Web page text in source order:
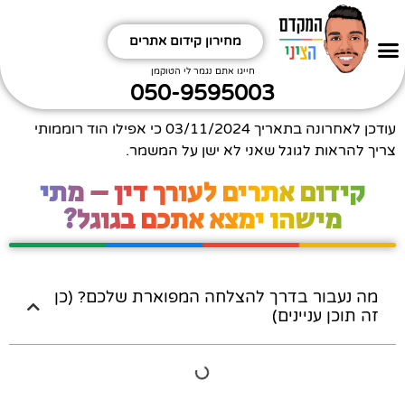
מחירון קידום אתרים
חייגו אתם נגמר לי הטוקמן
050-9595003
עודכן לאחרונה בתאריך 03/11/2024 כי אפילו הוד רוממותי
צריך להראות לגוגל שאני לא ישן על המשמר.
קידום אתרים לעורך דין – מתי
מישהו ימצא אתכם בגוגל?
מה נעבור בדרך להצלחה המפוארת שלכם? (כן
זה תוכן עניינים)